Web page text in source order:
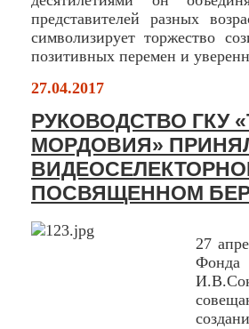
представителей разных
символизирует торжество
позитивных перемен и
27.04.2017
РУКОВОДСТВО ГКУ
МОРДОВИЯ»
ПОСВЯЩЕННОМ
27
Фонда